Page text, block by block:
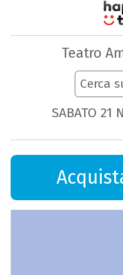
Teatro
Cerca
SABATO 21